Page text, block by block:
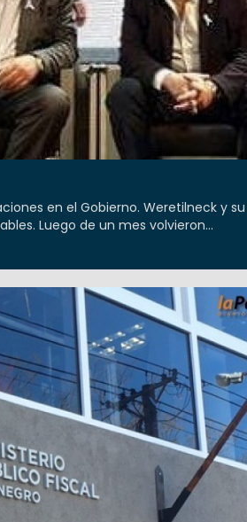
en el Gobierno. Weretilneck y
Luego de un mes volvieron...